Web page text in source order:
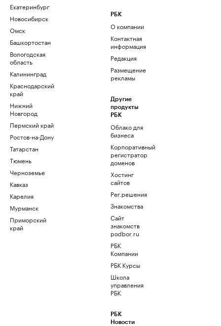
Екатеринбург
Новосибирск
Омск
Башкортостан
Вологодская
область
Калининград
Краснодарский
край
Нижний
Новгород
Пермский край
Ростов-на-Дону
Татарстан
Тюмень
Черноземье
Кавказ
Карелия
Мурманск
Приморский
край
РБК
О компании
Контактная
информация
Редакция
Размещение
рекламы
Другие
продукты
РБК
Облако для
бизнеса
Корпоративный
регистратор
доменов
Хостинг
сайтов
Рег.решения
Знакомства
Сайт
знакомств
podbor.ru
РБК
Компании
РБК Курсы
Школа
управления
РБК
РБК
Новости